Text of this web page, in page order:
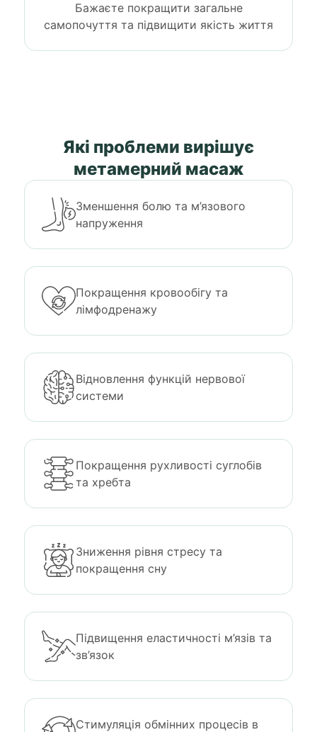
Бажаєте покращити загальне
самопочуття та підвищити якість життя
Які проблеми вирішує
метамерний масаж
Зменшення болю та м’язового
напруження
Покращення кровообігу та
лімфодренажу
Відновлення функцій нервової
системи
Покращення рухливості суглобів
та хребта
Зниження рівня стресу та
покращення сну
Підвищення еластичності м’язів та
зв’язок
Стимуляція обмінних процесів в